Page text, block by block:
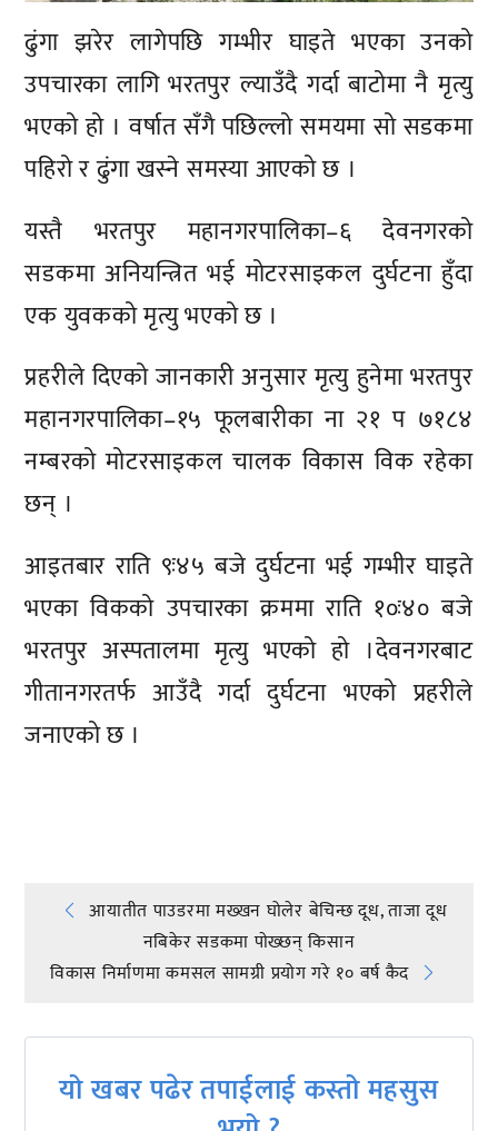
ढुंगा झरेर लागेपछि गम्भीर घाइते भएका उनको
उपचारका लागि भरतपुर ल्याउँदै गर्दा बाटोमा नै मृत्यु
भएको हो । वर्षात सँगै पछिल्लो समयमा सो सडकमा
पहिरो र ढुंगा खस्ने समस्या आएको छ ।
यस्तै भरतपुर महानगरपालिका–६ देवनगरको
सडकमा अनियन्त्रित भई मोटरसाइकल दुर्घटना हुँदा
एक युवकको मृत्यु भएको छ ।
प्रहरीले दिएको जानकारी अनुसार मृत्यु हुनेमा भरतपुर
महानगरपालिका–१५ फूलबारीका ना २१ प ७१८४
नम्बरको मोटरसाइकल चालक विकास विक रहेका
छन् ।
आइतबार राति ९ः४५ बजे दुर्घटना भई गम्भीर घाइते
भएका विकको उपचारका क्रममा राति १०ः४० बजे
भरतपुर अस्पतालमा मृत्यु भएको हो ।देवनगरबाट
गीतानगरतर्फ आउँदै गर्दा दुर्घटना भएको प्रहरीले
जनाएको छ ।
Post
navigation
आयातीत पाउडरमा मख्खन घोलेर बेचिन्छ दूध, ताजा दूध
नबिकेर सडकमा पाेख्छन् किसान
विकास निर्माणमा कमसल सामग्री प्रयोग गरे १० बर्ष कैद
यो खबर पढेर तपाईलाई कस्तो महसुस